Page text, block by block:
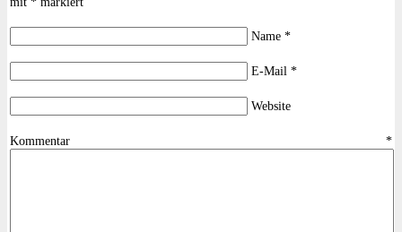
Name *
E-Mail *
Website
Kommentar*